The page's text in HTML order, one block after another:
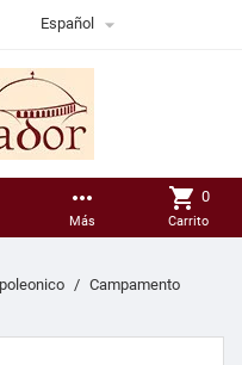
Español 
more_horiz
Más
shopping_cart 0
Carrito
Campamento